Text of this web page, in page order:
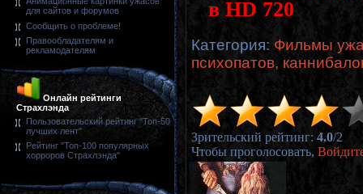
для сайтов и форумов
Сообщить о проблеме!
Правообладателям и
рекламодателям
Онлайн рейтинги
Страхлэнда
Пользовательский рейтинг "Топ-50
лучших лент"
Рейтинг "Топ-100 популярных
хорроров Страхлэнда"
в HD 720
Категория: Фильмы
психопатов,
Зрительский рейтинг: 4.0/2
Чтобы проголосовать,